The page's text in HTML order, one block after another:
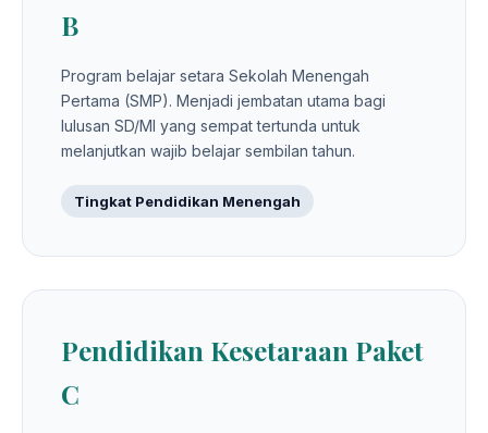
B
Program belajar setara Sekolah Menengah
Pertama (SMP). Menjadi jembatan utama bagi
lulusan SD/MI yang sempat tertunda untuk
melanjutkan wajib belajar sembilan tahun.
Tingkat Pendidikan Menengah
Pendidikan Kesetaraan Paket
C